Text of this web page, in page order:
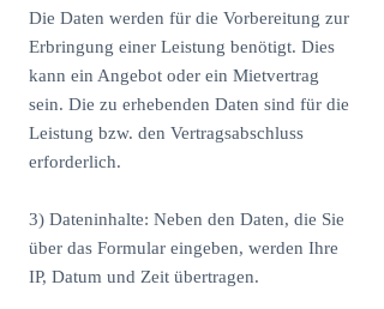
Die Daten werden für die Vorbereitung zur
Erbringung einer Leistung benötigt. Dies
kann ein Angebot oder ein Mietvertrag
sein. Die zu erhebenden Daten sind für die
Leistung bzw. den Vertragsabschluss
erforderlich.
3) Dateninhalte: Neben den Daten, die Sie
über das Formular eingeben, werden Ihre
IP, Datum und Zeit übertragen.